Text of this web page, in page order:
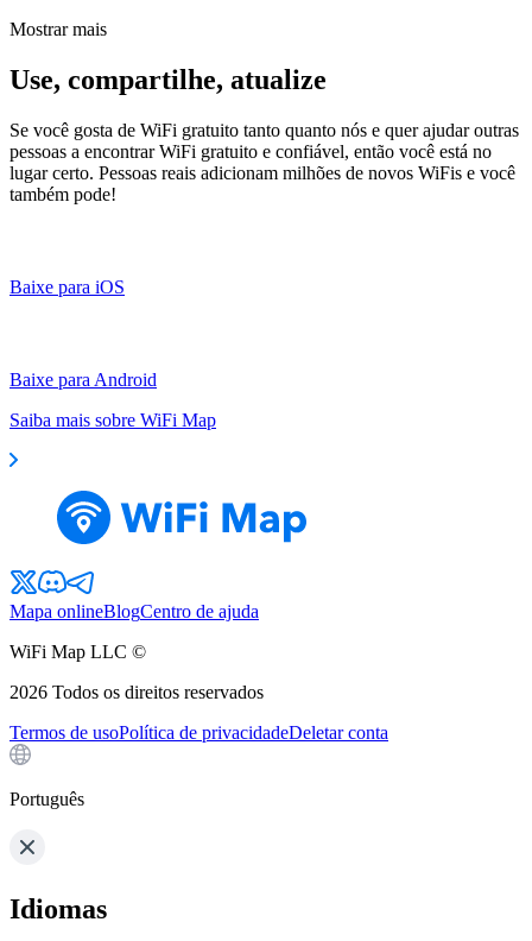
Mostrar mais
Use, compartilhe, atualize
Se você gosta de WiFi gratuito tanto quanto nós e quer ajudar outras
pessoas a encontrar WiFi gratuito e confiável, então você está no
lugar certo. Pessoas reais adicionam milhões de novos WiFis e você
também pode!
Baixe para iOS
Baixe para Android
Saiba mais sobre WiFi Map
Mapa onlineBlogCentro de ajuda
WiFi Map LLC ©
2026 Todos os direitos reservados
Termos de usoPolítica de privacidadeDeletar conta
Português
Idiomas